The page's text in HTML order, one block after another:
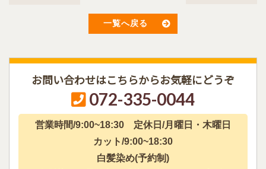
一覧へ戻る
お問い合わせはこちらからお気軽にどうぞ
072-335-0044
営業時間/9:00~18:30 定休日/月曜日・木曜日
カット/9:00~18:30
白髪染め(予約制)